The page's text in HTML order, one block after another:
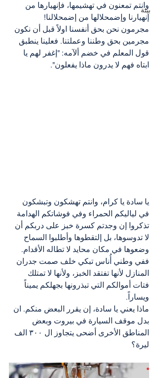
بيئة
وانتم تمعنون في تهشيمها، فإنهيارها من
إنهيارنا وإضمحلالها من إضمحلالنا!
مجرمون نحن بحق أنفسنا اولاً قبل أن نكون
مجرمين بحق وطننا وعملتنا. فعلينا ينطبق
قول المعلم في خضم ألآمه: "إغفر لهم يا
ابتاه فهم لا يدرون ماذا يفعلون".
يا سادة يا كرام، وانتم تهشكون وتبشكون
في لياليكم الحمراء وفي فوشاتكم الهدامة
تذكروا إن وجدتم كسرة خبز على دربكم أن
لا تدوسوها، بل إلتقطوها وأطلبوا السماح
وضعوها في مكان محايد لا تطاله الأقدام.
ففي وطني أُناس تبكي خلف صمت جدران
المنازل لأنها تفتقد الخبز، ولأنها لا تمتلك
فتات أموالكم التي تبذرونها بجهلكم يميناً
ويساراً.
ماذا يعني يا سادة، إن يقرر البعض منكم. ان
بدل موقف السيارة في بيروت وبعض
المناطق الأخرى أضحى يتجاوز ال ٣٠٠ الف
ليرة؟